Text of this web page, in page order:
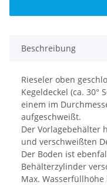
Beschreibung
Rieseler oben
Kegeldeckel (ca. 30°
einem im
aufgeschweißt.
Der Vorlagebehälter
und verschweißten
Der Boden ist
Behälterzylinder
Max.